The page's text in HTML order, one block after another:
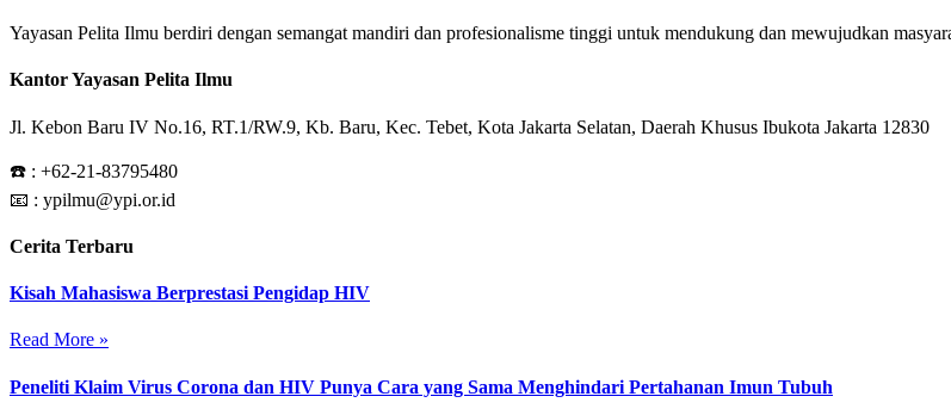
Yayasan Pelita Ilmu berdiri dengan semangat mandiri dan profesionalisme tinggi untuk mendukung dan mewujudkan
Kantor Yayasan Pelita Ilmu
Jl. Kebon Baru IV No.16, RT.1/RW.9, Kb. Baru, Kec. Tebet, Kota Jakarta Selatan, Daerah Khusus Ibukota Jakarta 12830
☎️ : +62-21-83795480
📧 : ypilmu@ypi.or.id
Cerita Terbaru
Kisah Mahasiswa Berprestasi Pengidap HIV
Read More »
Peneliti Klaim Virus Corona dan HIV Punya Cara yang Sama Menghindari Pertahanan Imun Tubuh